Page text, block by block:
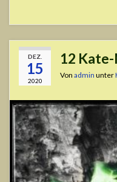
DEZ.
15
2020
12
Von admin unter